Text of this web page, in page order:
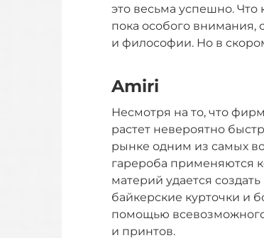
это весьма успешно. Что
пока особого внимания,
и философии. Но в
Amiri
Несмотря на то, что
растет невероятно
рынке одним из самых
гарероба применяются
материй удается
байкерские курточки и
помощью всевозможного
и принтов.